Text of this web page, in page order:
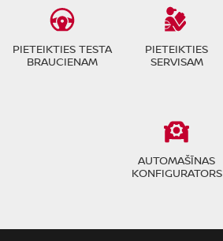
PIETEIKTIES TESTA
BRAUCIENAM
PIETEIKTIES
SERVISAM
AUTOMAŠĪNAS
KONFIGURATORS